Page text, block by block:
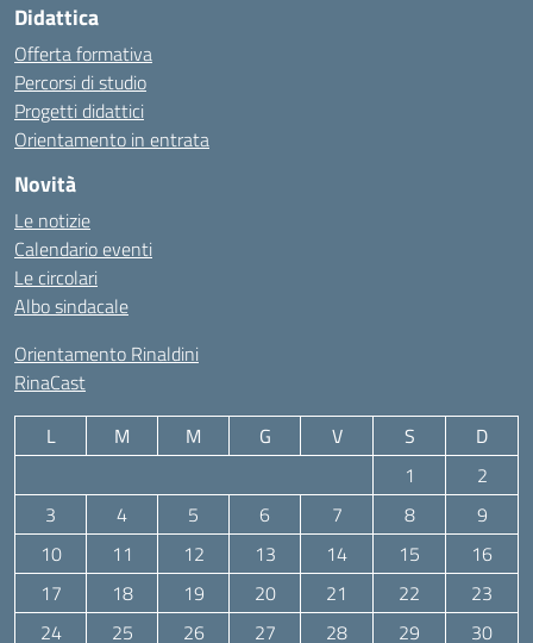
Didattica
Offerta formativa
Percorsi di studio
Progetti didattici
Orientamento in entrata
Novità
Le notizie
Calendario eventi
Le circolari
Albo sindacale
Orientamento Rinaldini
RinaCast
L M M G V S
D
1
2
3
4 5 6 7 8
9
10
11 12 13 14 15
16
17
18 19 20 21 22
23
24
25 26 27 28 29
30